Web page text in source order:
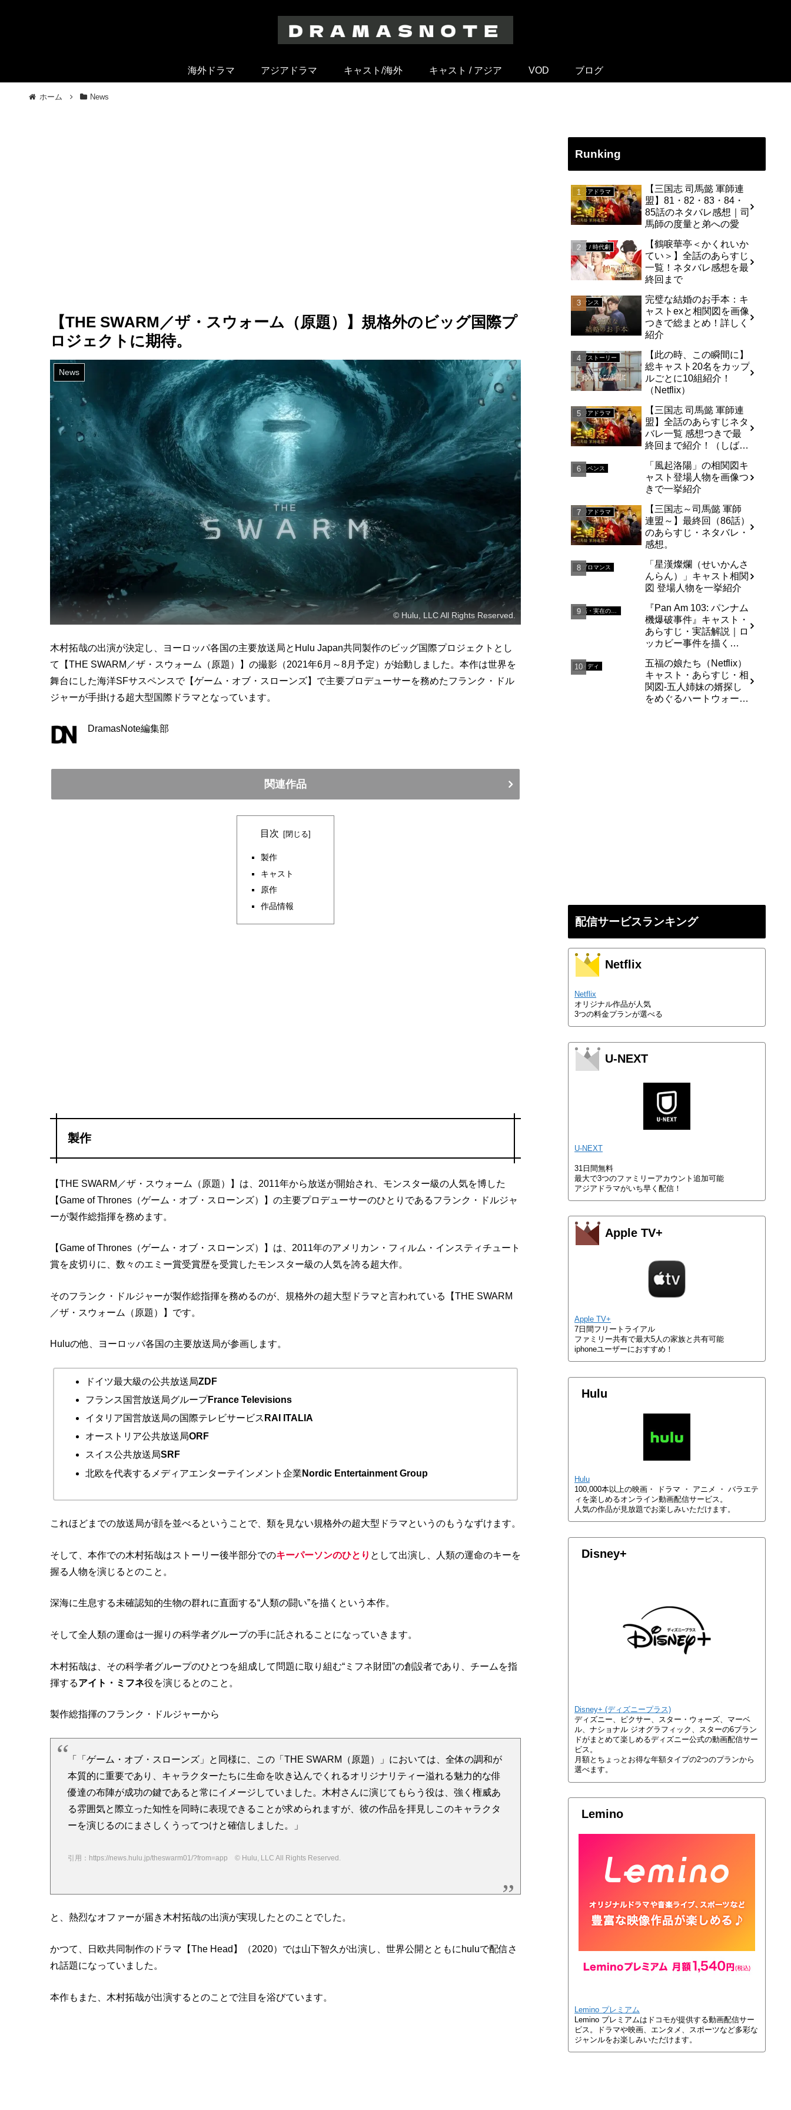
海外ドラマ アジアドラマ キャスト/海外 キャスト / アジア VOD ブログ
ホーム News
【THE SWARM／ザ・スウォーム（原題）】規格外のビッグ国際プ
ロジェクトに期待。
News
© Hulu, LLC All Rights Reserved.
木村拓哉の出演が決定し、ヨーロッパ各国の主要放送局とHulu Japan共同製作のビッグ国際プロジェクトとし
て【THE SWARM／ザ・スウォーム（原題）】の撮影（2021年6月～8月予定）が始動しました。本作は世界を
舞台にした海洋SFサスペンスで【ゲーム・オブ・スローンズ】で主要プロデューサーを務めたフランク・ドル
ジャーが手掛ける超大型国際ドラマとなっています。
DramasNote編集部
関連作品
目次
製作
キャスト
原作
作品情報
製作
【THE SWARM／ザ・スウォーム（原題）】は、2011年から放送が開始され、モンスター級の人気を博した
【Game of Thrones（ゲーム・オブ・スローンズ）】の主要プロデューサーのひとりであるフランク・ドルジャ
ーが製作総指揮を務めます。
【Game of Thrones（ゲーム・オブ・スローンズ）】は、2011年のアメリカン・フィルム・インスティチュート
賞を皮切りに、数々のエミー賞受賞歴を受賞したモンスター級の人気を誇る超大作。
そのフランク・ドルジャーが製作総指揮を務めるのが、規格外の超大型ドラマと言われている【THE SWARM
／ザ・スウォーム（原題）】です。
Huluの他、ヨーロッパ各国の主要放送局が参画します。
ドイツ最大級の公共放送局ZDF
フランス国営放送局グループFrance Televisions
イタリア国営放送局の国際テレビサービス RAI ITALIA
オーストリア公共放送局ORF
スイス公共放送局SRF
北欧を代表するメディアエンターテインメント企業 Nordic Entertainment Group
これほどまでの放送局が顔を並べるということで、類を見ない規格外の超大型ドラマというのもうなずけます。
そして、本作での木村拓哉はストーリー後半部分でのキーパーソンのひとり として出演し、人類の運命のキーを
握る人物を演じるとのこと。
深海に生息する未確認知的生物の群れに直面する“人類の闘い”を描くという本作。
そして全人類の運命は一握りの科学者グループの手に託されることになっていきます。
木村拓哉は、その科学者グループのひとつを組成して問題に取り組む“ミフネ財団”の創設者であり、チームを指
揮するアイト・ミフネ役を演じるとのこと。
製作総指揮のフランク・ドルジャーから
「「ゲーム・オブ・スローンズ」と同様に、この「THE SWARM（原題）」においては、全体の調和が
本質的に重要であり、キャラクターたちに生命を吹き込んでくれるオリジナリティー溢れる魅力的な俳
優達の布陣が成功の鍵であると常にイメージしていました。木村さんに演じてもらう役は、強く権威あ
る雰囲気と際立った知性を同時に表現できることが求められますが、彼の作品を拝見しこのキャラクタ
ーを演じるのにまさしくうってつけと確信しました。」
引用：https://news.hulu.jp/theswarm01/?from=app © Hulu, LLC All Rights Reserved.
と、熱烈なオファーが届き木村拓哉の出演が実現したとのことでした。
かつて、日欧共同制作のドラマ【The Head】（2020）では山下智久が出演し、世界公開とともにhuluで配信さ
れ話題になっていました。
本作もまた、木村拓哉が出演するとのことで注目を浴びています。
Runking
アジアドラマ
【三国志 司馬懿 軍師連
盟】81・82・83・84・
85話のネタバレ感想｜司
馬師の度量と弟への愛
歴史 / 時代劇
【鶴唳華亭＜かくれいか
てい＞】全話のあらすじ
一覧！ネタバレ感想を最
終回まで
ロマンス
完璧な結婚のお手本：キ
ャストexと相関図を画像
つきで総まとめ！詳しく
紹介
ラブストーリー
【此の時、この瞬間に】
総キャスト20名をカップ
ルごとに10組紹介！
（Netflix）
アジアドラマ
【三国志 司馬懿 軍師連
盟】全話のあらすじネタ
バレ一覧 感想つきで最
終回まで紹介！（しば
サスペンス
「風起洛陽」の相関図キ
ャスト登場人物を画像つ
きで一挙紹介
アジアドラマ
【三国志～司馬懿 軍師
連盟～】最終回（86話）
のあらすじ・ネタバレ・
感想。
ラブロマンス
「星漢燦爛（せいかんさ
んらん）」キャスト相関
図 登場人物を一挙紹介
『Pan Am 103: パンナム
機爆破事件』キャスト・
あらすじ・実話解説｜ロ
ッカビー事件を描く
コメディ
五福の娘たち（Netflix）
キャスト・あらすじ・相
関図-五人姉妹の婿探し
をめぐるハートウォーミ
配信サービスランキング
Netflix
Netflix
オリジナル作品が人気
3つの料金プランが選べる
U-NEXT
U-NEXT
31日間無料
最大で3つのファミリーアカウント追加可能
アジアドラマがいち早く配信！
Apple TV+
Apple TV+
7日間フリートライアル
ファミリー共有で最大5人の家族と共有可能
iphoneユーザーにおすすめ！
Hulu
Hulu
100,000本以上の映画・ ドラマ ・ アニメ ・ バラエテ
ィを楽しめるオンライン動画配信サービス。
人気の作品が見放題でお楽しみいただけます。
Disney+
Disney+ (ディズニープラス)
ディズニー、ピクサー、スター・ウォーズ、マーベ
ル、ナショナル ジオグラフィック、スターの6ブラン
ドがまとめて楽しめるディズニー公式の動画配信サー
ビス。
月額とちょっとお得な年額タイプの2つのプランから
選べます。
Lemino
Lemino プレミアム
Lemino プレミアムはドコモが提供する動画配信サー
ビス。ドラマや映画、エンタメ、スポーツなど多彩な
ジャンルをお楽しみいただけます。